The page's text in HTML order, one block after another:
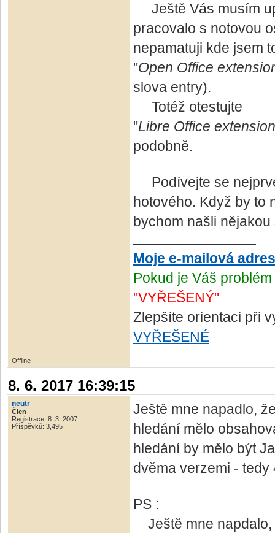
Ještě Vás musím
pracovalo s notovou
nepamatuji kde jsem
"Open Office
slova entry).
Totéž otestujte
"Libre Office
podobně.
Podívejte se
hotového. Když by to
bychom našli
Moje e-mailová
Pokud je Váš
"VYŘEŠENÝ"
Zlepšíte orientaci při
VYŘEŠENÉ
Offline
8. 6. 2017 16:39:15
neutr
Člen
Registrace: 8. 3. 2007
Příspěvků: 3,495
Ještě mne napadlo,
hledání mělo
hledání by mělo být
dvěma verzemi -
PS :
Ještě mne napdalo,